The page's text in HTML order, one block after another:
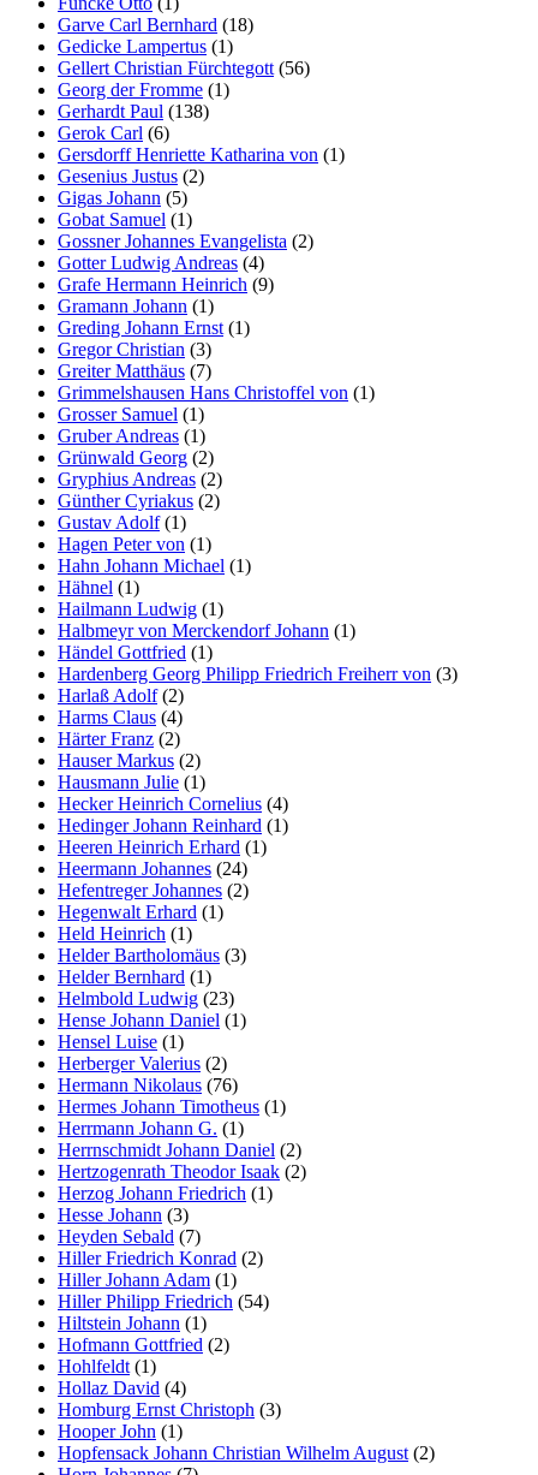
Garve Carl Bernhard (18)
Gedicke Lampertus (1)
Gellert Christian Fürchtegott (56)
Georg der Fromme (1)
Gerhardt Paul (138)
Gerok Carl (6)
Gersdorff Henriette Katharina von (1)
Gesenius Justus (2)
Gigas Johann (5)
Gobat Samuel (1)
Gossner Johannes Evangelista (2)
Gotter Ludwig Andreas (4)
Grafe Hermann Heinrich (9)
Gramann Johann (1)
Greding Johann Ernst (1)
Gregor Christian (3)
Greiter Matthäus (7)
Grimmelshausen Hans Christoffel von (1)
Grosser Samuel (1)
Gruber Andreas (1)
Grünwald Georg (2)
Gryphius Andreas (2)
Günther Cyriakus (2)
Gustav Adolf(1)
Hagen Peter von (1)
Hahn Johann Michael (1)
Hähnel (1)
Hailmann Ludwig (1)
Halbmeyr von Merckendorf Johann (1)
Händel Gottfried (1)
Hardenberg Georg Philipp Friedrich Freiherr von (3)
Harlaß Adolf(2)
Harms Claus (4)
Härter Franz (2)
Hauser Markus (2)
Hausmann Julie (1)
Hecker Heinrich Cornelius (4)
Hedinger Johann Reinhard (1)
Heeren Heinrich Erhard (1)
Heermann Johannes (24)
Hefentreger Johannes (2)
Hegenwalt Erhard (1)
Held Heinrich (1)
Helder Bartholomäus (3)
Helder Bernhard (1)
Helmbold Ludwig (23)
Hense Johann Daniel (1)
Hensel Luise (1)
Herberger Valerius (2)
Hermann Nikolaus (76)
Hermes Johann Timotheus (1)
Herrmann Johann G. (1)
Herrnschmidt Johann Daniel (2)
Hertzogenrath Theodor Isaak (2)
Herzog Johann Friedrich (1)
Hesse Johann (3)
Heyden Sebald (7)
Hiller Friedrich Konrad (2)
Hiller Johann Adam (1)
Hiller Philipp Friedrich (54)
Hiltstein Johann (1)
Hofmann Gottfried (2)
Hohlfeldt (1)
Hollaz David (4)
Homburg Ernst Christoph (3)
Hooper John (1)
Hopfensack Johann Christian Wilhelm August (2)